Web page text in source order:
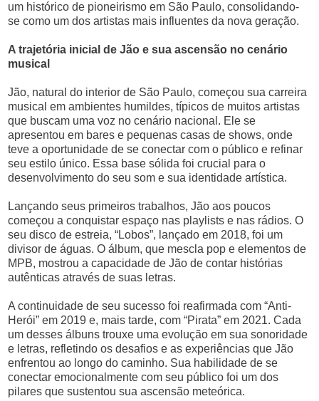
um histórico de pioneirismo em São Paulo, consolidando-
se como um dos artistas mais influentes da nova geração.
A trajetória inicial de Jão e sua ascensão no cenário
musical
Jão, natural do interior de São Paulo, começou sua carreira
musical em ambientes humildes, típicos de muitos artistas
que buscam uma voz no cenário nacional. Ele se
apresentou em bares e pequenas casas de shows, onde
teve a oportunidade de se conectar com o público e refinar
seu estilo único. Essa base sólida foi crucial para o
desenvolvimento do seu som e sua identidade artística.
Lançando seus primeiros trabalhos, Jão aos poucos
começou a conquistar espaço nas playlists e nas rádios. O
seu disco de estreia, “Lobos”, lançado em 2018, foi um
divisor de águas. O álbum, que mescla pop e elementos de
MPB, mostrou a capacidade de Jão de contar histórias
autênticas através de suas letras.
A continuidade de seu sucesso foi reafirmada com “Anti-
Herói” em 2019 e, mais tarde, com “Pirata” em 2021. Cada
um desses álbuns trouxe uma evolução em sua sonoridade
e letras, refletindo os desafios e as experiências que Jão
enfrentou ao longo do caminho. Sua habilidade de se
conectar emocionalmente com seu público foi um dos
pilares que sustentou sua ascensão meteórica.